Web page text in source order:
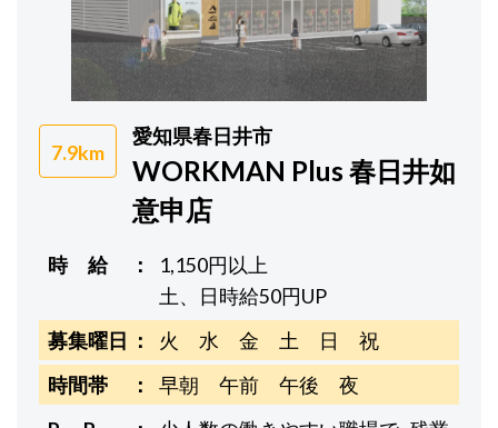
7.9km
愛知県春日井市
WORKMAN Plus 春日井如
意申店
時 給
1,150円以上
土、日時給50円UP
募集曜日
火 水 金 土 日 祝
時間帯
早朝 午前 午後 夜